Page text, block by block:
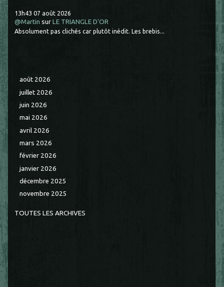
13h43 07 août 2026
@Martin surLE TRIANGLE D'OR
Absolument pas clichés car plutôt inédit. Les brebis...
août 2026
juillet 2026
juin 2026
mai 2026
avril 2026
mars 2026
février 2026
janvier 2026
décembre 2025
novembre 2025
TOUTES LES ARCHIVES